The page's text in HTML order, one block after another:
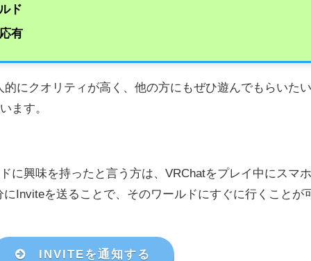
ド
有
的にクオリティが高く、他の方にもぜひ遊んでもらいた
ます。
に興味を持ったと言う方は、VRChatをプレイ中にスマ
にInviteを送ることで、そのワールドにすぐに行くことが
INVITEを通知する